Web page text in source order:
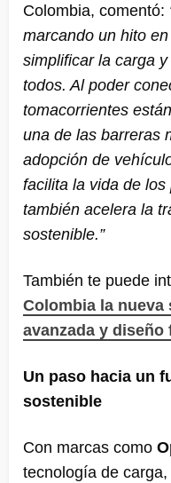
Colombia, comentó:
marcando un hito
simplificar la carga
todos. Al poder
tomacorrientes
una de las barreras
adopción de
facilita la vida de
también acelera la
sostenible.”
También te puede
Colombia la nueva
avanzada y
Un paso hacia un
sostenible
Con marcas como
tecnología de